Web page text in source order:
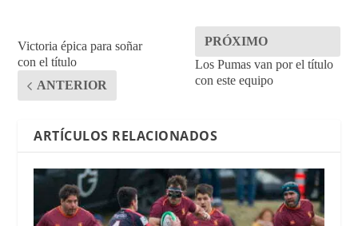
Victoria épica para soñar
con el título
ANTERIOR
PRÓXIMO
Los Pumas van por el título
con este equipo
ARTÍCULOS RELACIONADOS